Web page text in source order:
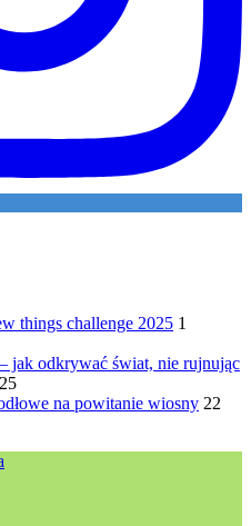
things challenge 2025 1
jak odkrywać świat, nie rujnując
na powitanie wiosny 22